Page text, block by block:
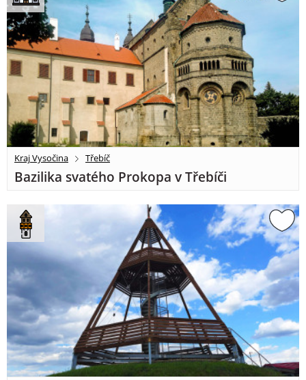
Kraj Vysočina Třebíč
Bazilika svatého Prokopa v Třebíči